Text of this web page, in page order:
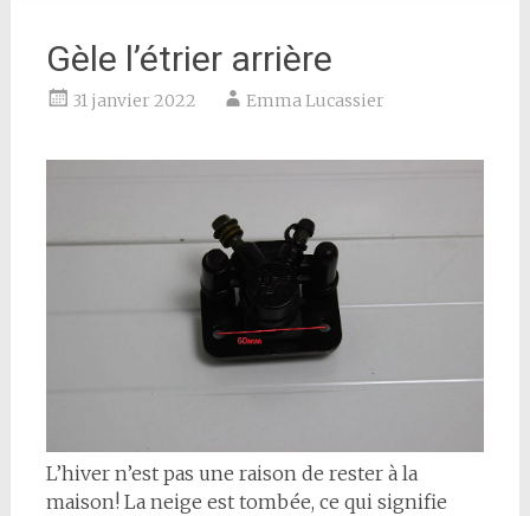
Gèle l’étrier arrière
31 janvier 2022 Emma Lucassier
L’hiver n’est pas une raison de rester à la
maison! La neige est tombée, ce qui signifie